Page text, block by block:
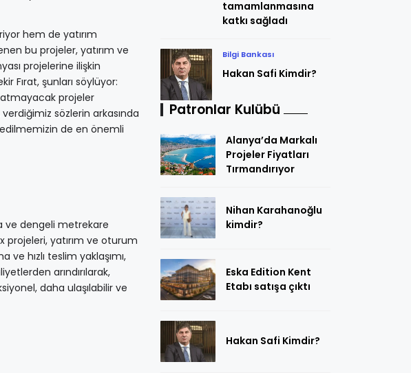
hem de yatırım
bu projeler, yatırım ve
projelerine ilişkin
Fırat, şunları söylüyor:
projeler
sözlerin arkasında
edilmemizin de en önemli
ve dengeli metrekare
projeleri, yatırım ve oturum
hızlı teslim yaklaşımı,
arındırılarak,
daha ulaşılabilir ve
tamamlanmasına
katkı sağladı
Bilgi Bankası
Hakan Safi Kimdir?
Patronlar Kulübü
Alanya’da Markalı
Projeler Fiyatları
Tırmandırıyor
Nihan Karahanoğlu
kimdir?
Eska Edition Kent
Etabı satışa çıktı
Hakan Safi Kimdir?